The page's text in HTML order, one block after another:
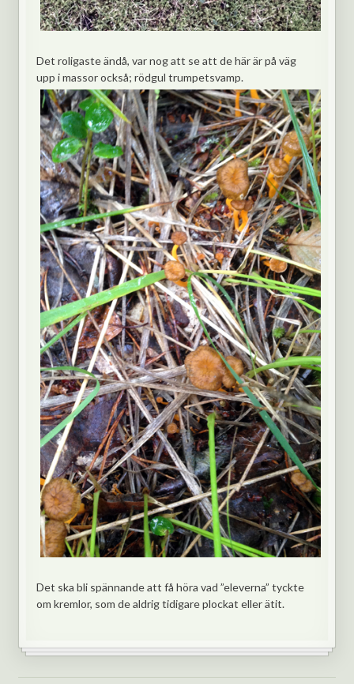
Det roligaste ändå, var nog att se att de här är på väg
upp i massor också; rödgul trumpetsvamp.
Det ska bli spännande att få höra vad ”eleverna” tyckte
om kremlor, som de aldrig tidigare plockat eller ätit.